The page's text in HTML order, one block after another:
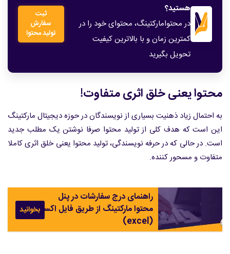
هستید؟
در محتوامارکتینگ، محتوای خود را در
کمترین زمان و با بالاترین کیفیت
تحویل بگیرید
ثبت
سفارش
تولید محتوا
محتوا یعنی خلق اثری متفاوت!
به احتمال زیاد ذهنیت بسیاری از نویسندگان در حوزه دیجیتال مارکتینگ
این است که هدف کلی از تولید محتوا صرفا نوشتن یک مطلب جدید
است. در حالی که در حرفه نویسندگی، تولید محتوا یعنی خلق اثری کاملا
متفاوت و مسحور کننده.
راهنمای درج سفارشات در پنل
محتوا مارکتینگ از طریق فایل اکسل
(excel)
بخوانید